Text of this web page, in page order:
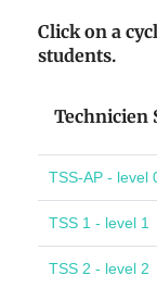
Click on a
students.
Technicien
TSS-AP - level
TSS 1 - level 1
TSS 2 - level 2